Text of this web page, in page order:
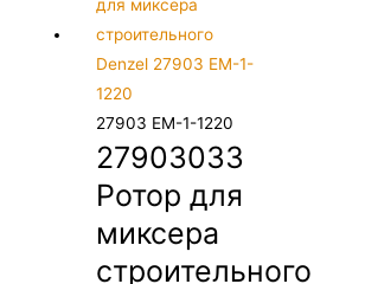
27903 EM-1-1220
27903033
Ротор для
миксера
строительного